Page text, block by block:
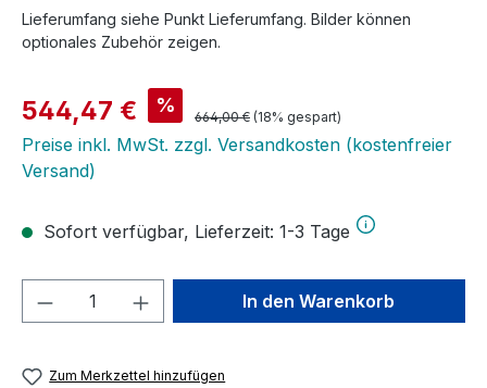
Lieferumfang siehe Punkt Lieferumfang. Bilder können
optionales Zubehör zeigen.
Verkaufspreis:
544,47 € % Regulärer Preis:
664,00 € (18% gespart)
Preise inkl. MwSt. zzgl. Versandkosten (kostenfreier
Versand)
Sofort verfügbar, Lieferzeit: 1-3 Tage
Produkt Anzahl: Gib denIn den Warenkorb
Zum Merkzettel hinzufügen